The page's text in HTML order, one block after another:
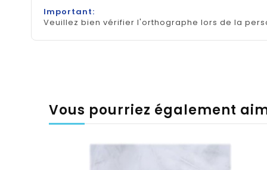
Important:
Veuillez bien vérifier l'orthographe lors de la
Vous pourriez également